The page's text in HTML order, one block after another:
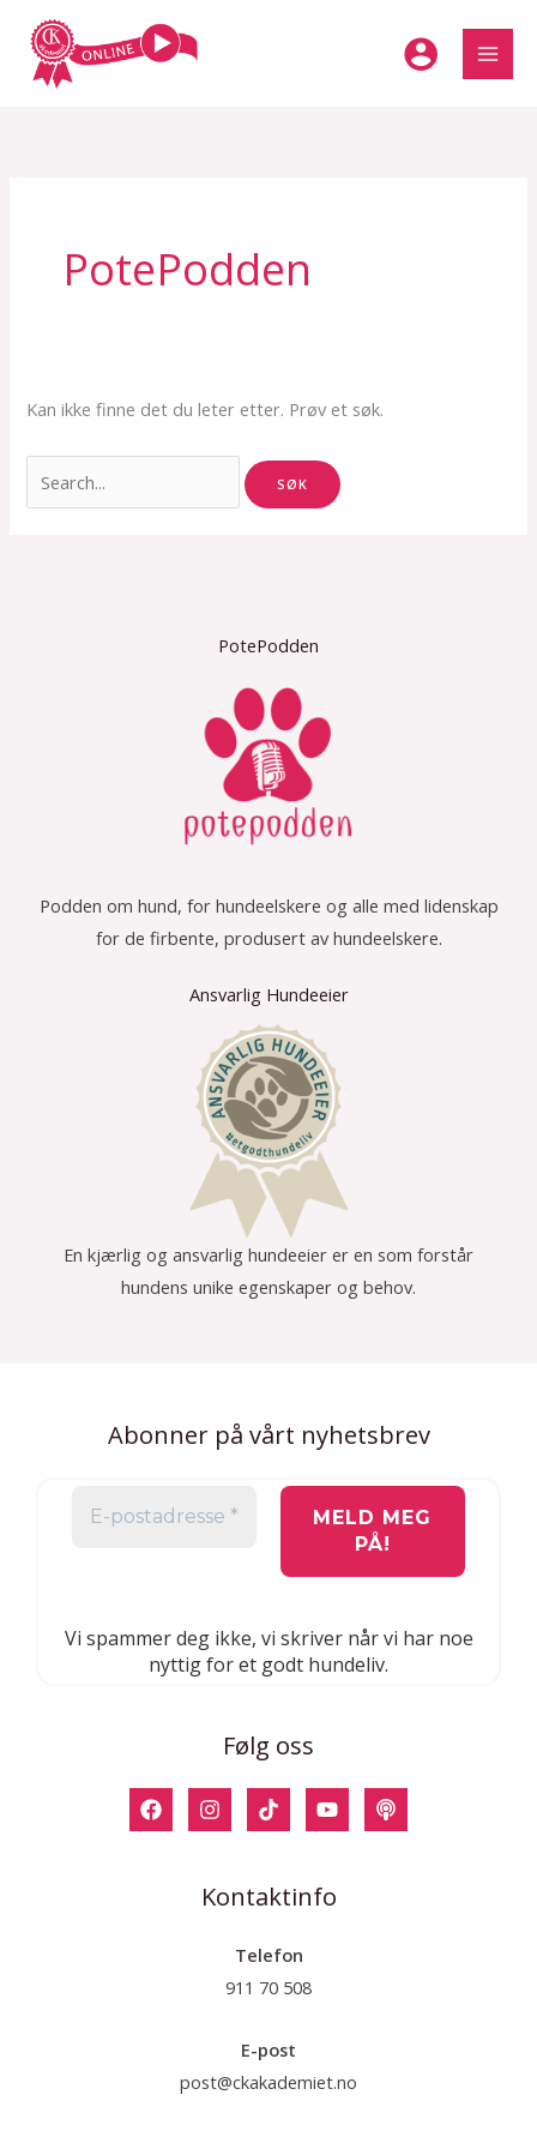
PotePodden
Kan ikke finne det du leter etter. Prøv et søk.
etter:
PotePodden
Podden om hund, for hundeelskere og alle med lidenskap
for de firbente, produsert av hundeelskere.
Ansvarlig Hundeeier
En kjærlig og ansvarlig hundeeier er en som forstår
hundens unike egenskaper og behov.
Abonner på vårt nyhetsbrev
Vi spammer deg ikke, vi skriver når vi har noe
nyttig for et godt hundeliv.
Følg oss
Kontaktinfo
Telefon
911 70 508
E-post
post@ckakademiet.no